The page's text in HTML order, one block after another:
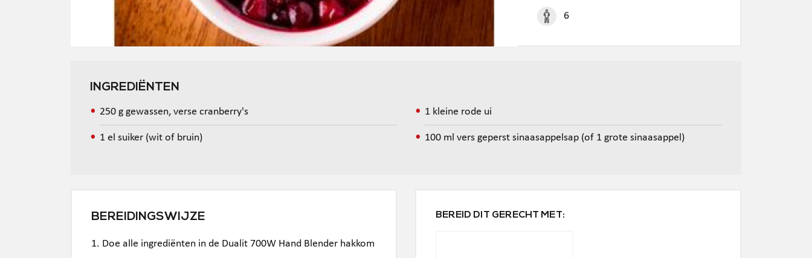
6
INGREDIËNTEN
250 g gewassen, verse cranberry's
1 el suiker (wit of bruin)
1 kleine rode ui
100 ml vers geperst sinaasappelsap (of 1 grote sinaasappel)
BEREIDINGSWIJZE
1. Doe alle ingrediënten in de Dualit 700W Hand Blender hakkom
BEREID DIT GERECHT MET: